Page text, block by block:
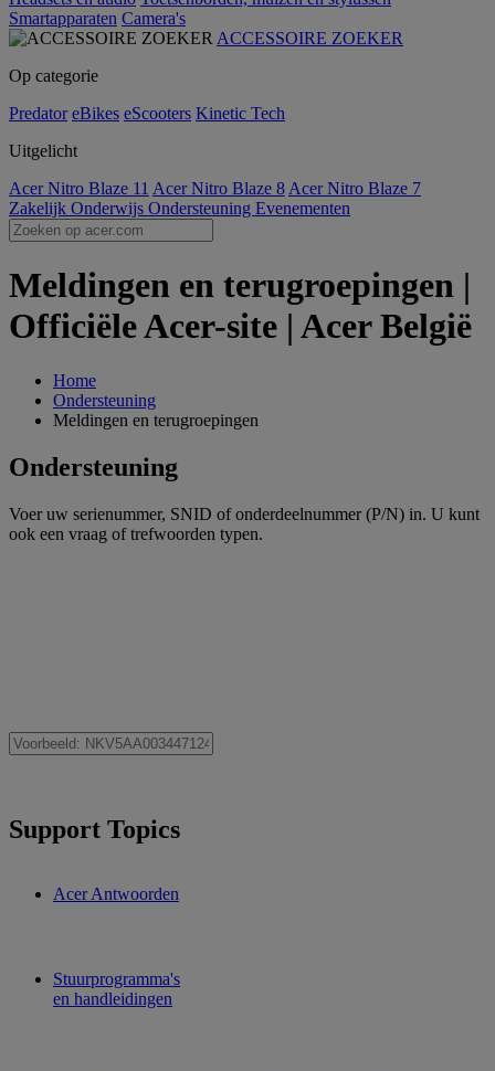
Smartapparaten Camera's
ACCESSOIRE ZOEKER
Op categorie
Predator eBikes eScooters Kinetic Tech
Uitgelicht
Acer Nitro Blaze 11 Acer Nitro Blaze 8 Acer Nitro Blaze 7
Zakelijk Onderwijs Ondersteuning Evenementen
Meldingen en terugroepingen |
Officiële Acer-site | Acer België
Home
Ondersteuning
Meldingen en terugroepingen
Ondersteuning
Voer uw serienummer, SNID of onderdeelnummer (P/N) in. U kunt
ook een vraag of trefwoorden typen.
Support Topics
Acer Antwoorden
Stuurprogramma's
en handleidingen